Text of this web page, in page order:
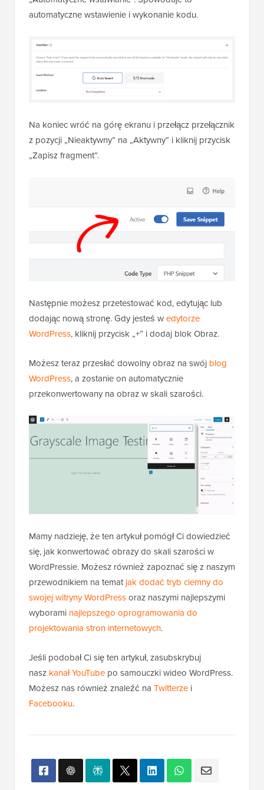
Na koniec wróć na górę ekranu i przełącz przełącznik
z pozycji „Nieaktywny” na „Aktywny” i kliknij przycisk
„Zapisz fragment”.
Następnie możesz przetestować kod, edytując lub
dodając nową stronę. Gdy jesteś w
, kliknij przycisk „+” i dodaj blok Obraz.
WordPress , a zostanie on automatycznie
przekonwertowany na obraz w skali szarości.
Mamy nadzieję, że ten artykuł pomógł Ci dowiedzieć
się, jak konwertować obrazy do skali szarości w
WordPressie. Możesz również zapoznać się z naszym
jak dodać tryb ciemny do
wyboraminajlepszego oprogramowania do
projektowania stron internetowych.
Jeśli podobał Ci się ten artykuł, zasubskrybuj
naszkanał YouTubepo samouczki wideo WordPress.
Możesz nas również znaleźć naTwitterzei
Facebooku.
Ujawniono: Dlaczego budowanie